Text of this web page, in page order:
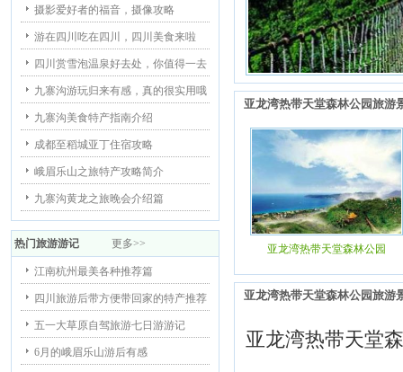
摄影爱好者的福音，摄像攻略
游在四川吃在四川，四川美食来啦
四川赏雪泡温泉好去处，你值得一去
九寨沟游玩归来有感，真的很实用哦
九寨沟美食特产指南介绍
成都至稻城亚丁住宿攻略
峨眉乐山之旅特产攻略简介
九寨沟黄龙之旅晚会介绍篇
热门旅游游记 更多>>
江南杭州最美各种推荐篇
四川旅游后带方便带回家的特产推荐
五一大草原自驾旅游七日游游记
6月的峨眉乐山游后有感
亚龙湾热带天堂森林公园旅游
亚龙湾热带天堂森林公园
亚龙湾热带天堂森林公园旅游
亚龙湾热带天堂